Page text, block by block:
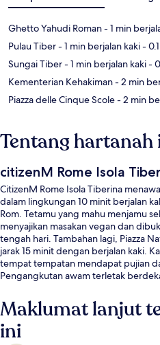
Ghetto Yahudi Roman- 1 min
Pulau Tiber- 1 min berjalan kaki-
Sungai Tiber- 1 min berjalan kaki-
Kementerian Kehakiman- 2 min
Piazza delle Cinque Scole- 2 min
Tentang hartanah
citizenM Rome Isola
CitizenM Rome Isola Tiberina
dalam lingkungan 10 minit berjalan
Rom. Tetamu yang mahu menjamu
menyajikan masakan vegan dan
tengah hari. Tambahan lagi, Piazza
jarak 15 minit dengan berjalan kaki.
tempat tempatan mendapat pujian
Pengangkutan awam terletak
Maklumat lanjut
ini